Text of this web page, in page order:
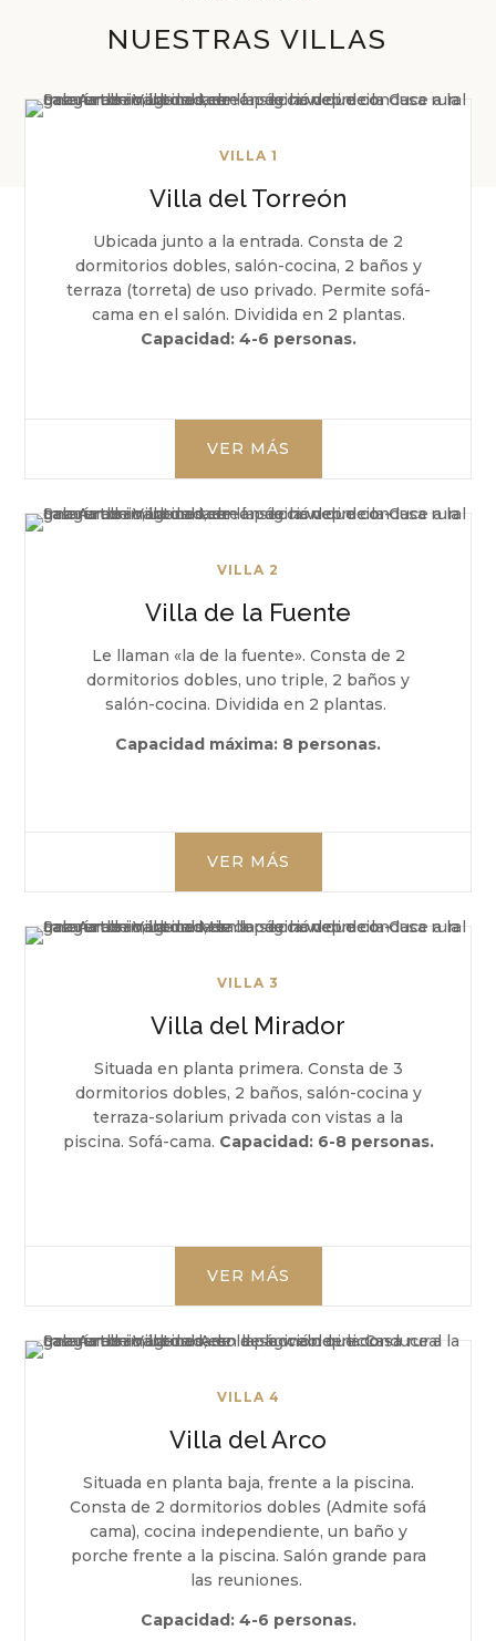
NUESTRAS VILLAS
VILLA 1
Villa del Torreón
Ubicada junto a la entrada. Consta de 2
dormitorios dobles, salón-cocina, 2 baños y
terraza (torreta) de uso privado. Permite sofá-
cama en el salón. Dividida en 2 plantas.
Capacidad:4-6 personas.
VER MÁS
VILLA 2
Villa de la Fuente
Le llaman «la de la fuente». Consta de 2
dormitorios dobles, uno triple, 2 baños y
salón-cocina. Dividida en 2 plantas.
Capacidad máxima: 8 personas.
VER MÁS
VILLA 3
Villa del Mirador
Situada en planta primera. Consta de 3
dormitorios dobles, 2 baños, salón-cocina y
terraza-solarium privada con vistas a la
piscina. Sofá-cama. Capacidad: 6-8 personas.
VER MÁS
VILLA 4
Villa del Arco
Situada en planta baja, frente a la piscina.
Consta de 2 dormitorios dobles (Admite sofá
cama), cocina independiente, un baño y
porche frente a la piscina. Salón grande para
las reuniones.
Capacidad: 4-6 personas.